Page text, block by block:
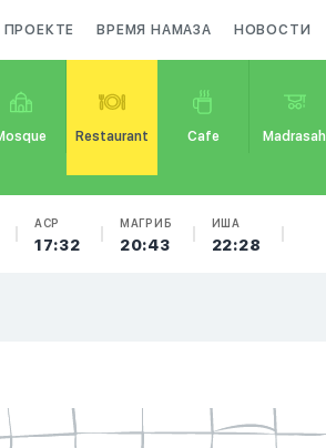
ПРОЕКТЕ ВРЕМЯ НАМАЗА НОВОСТИ
Restaurant Cafe Madrasah
АСР
17:32
МАГРИБ
20:43
ИША
22:28